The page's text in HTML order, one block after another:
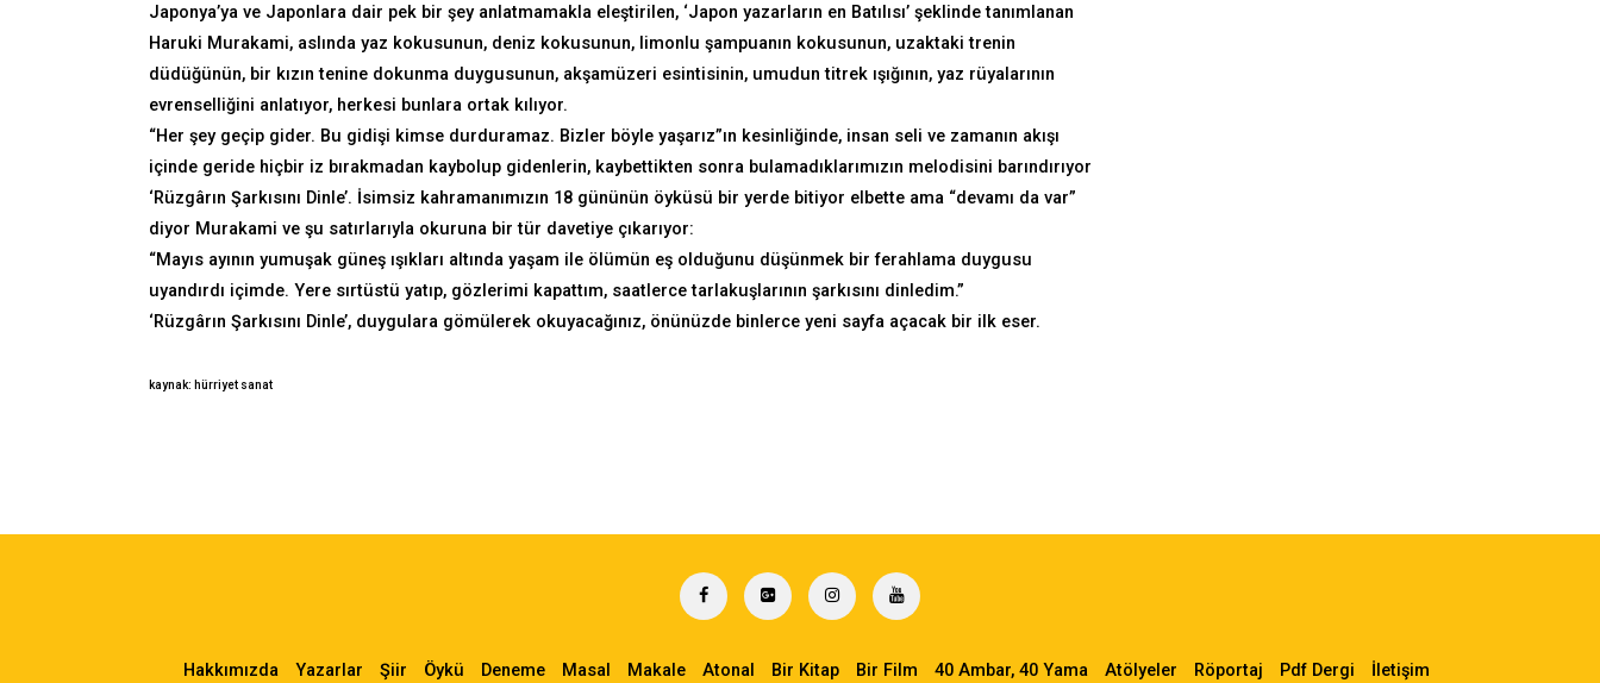
Japonya’ya ve Japonlara dair pek bir şey anlatmamakla eleştirilen, ‘Japon yazarların en Batılısı’ şeklinde tanımlanan
Haruki Murakami, aslında yaz kokusunun, deniz kokusunun, limonlu şampuanın kokusunun, uzaktaki trenin
düdüğünün, bir kızın tenine dokunma duygusunun, akşamüzeri esintisinin, umudun titrek ışığının, yaz rüyalarının
evrenselliğini anlatıyor, herkesi bunlara ortak kılıyor.
“Her şey geçip gider. Bu gidişi kimse durduramaz. Bizler böyle yaşarız”ın kesinliğinde, insan seli ve zamanın akışı
içinde geride hiçbir iz bırakmadan kaybolup gidenlerin, kaybettikten sonra bulamadıklarımızın melodisini barındırıyor
‘Rüzgârın Şarkısını Dinle’. İsimsiz kahramanımızın 18 gününün öyküsü bir yerde bitiyor elbette ama “devamı da var”
diyor Murakami ve şu satırlarıyla okuruna bir tür davetiye çıkarıyor:
“Mayıs ayının yumuşak güneş ışıkları altında yaşam ile ölümün eş olduğunu düşünmek bir ferahlama duygusu
uyandırdı içimde. Yere sırtüstü yatıp, gözlerimi kapattım, saatlerce tarlakuşlarının şarkısını dinledim.”
‘Rüzgârın Şarkısını Dinle’, duygulara gömülerek okuyacağınız, önünüzde binlerce yeni sayfa açacak bir ilk eser.
kaynak: hürriyet sanat
Hakkımızda Yazarlar Şiir Öykü Deneme Masal Makale Atonal Bir Kitap Bir Film 40 Ambar, 40 Yama Atölyeler Röportaj Pdf Dergi İletişim